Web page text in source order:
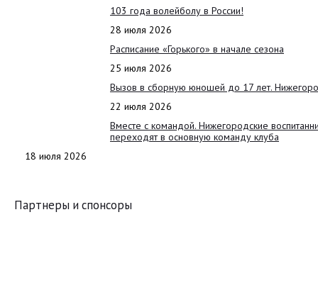
103 года волейболу в России!
28 июля 2026
Расписание «Горького» в начале сезона
25 июля 2026
Вызов в сборную юношей до 17 лет.
22 июля 2026
Вместе с командой. Нижегородские
переходят в основную команду клуба
18 июля 2026
Партнеры и спонсоры